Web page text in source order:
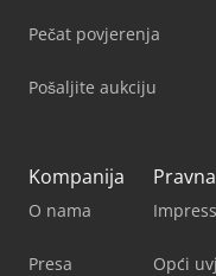
Pečat povjerenja
Pošaljite aukciju
Kompanija
O nama
Presa Opći